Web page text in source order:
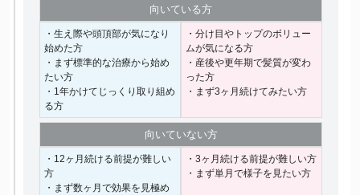
向いている方
・生え際や頭頂部が気になり
始めた方
・まず標準的な治療から始め
たい方
・1年かけてじっくり取り組め
る方
・分け目やトップのボリュー
ムが気になる方
・産後や更年期で髪質が変わ
った方
・まず3ヶ月続けてみたい方
向いていない方
・12ヶ月続ける前提が難しい
方
・まず数ヶ月で効果を見極め
・3ヶ月続ける前提が難しい方
・まず単月で様子を見たい方